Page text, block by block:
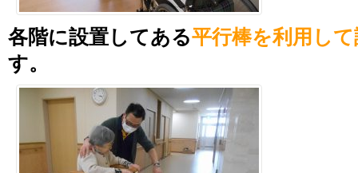
各階に設置してある平行棒を利用し
す。